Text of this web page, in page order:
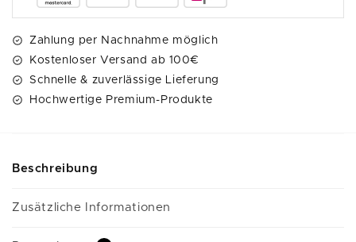
Zahlung per Nachnahme möglich
Kostenloser Versand ab 100€
Schnelle & zuverlässige Lieferung
Hochwertige Premium-Produkte
Beschreibung
Zusätzliche Informationen